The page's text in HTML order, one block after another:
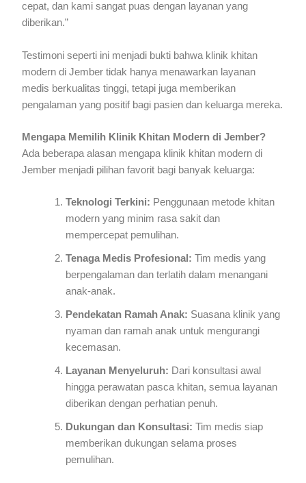
cepat, dan kami sangat puas dengan layanan yang
diberikan.”
Testimoni seperti ini menjadi bukti bahwa klinik khitan
modern di Jember tidak hanya menawarkan layanan
medis berkualitas tinggi, tetapi juga memberikan
pengalaman yang positif bagi pasien dan keluarga mereka.
Mengapa Memilih Klinik Khitan Modern di Jember?
Ada beberapa alasan mengapa klinik khitan modern di
Jember menjadi pilihan favorit bagi banyak keluarga:
Teknologi Terkini: Penggunaan metode khitan
modern yang minim rasa sakit dan
mempercepat pemulihan.
Tenaga Medis Profesional: Tim medis yang
berpengalaman dan terlatih dalam menangani
anak-anak.
Pendekatan Ramah Anak: Suasana klinik yang
nyaman dan ramah anak untuk mengurangi
kecemasan.
Layanan Menyeluruh: Dari konsultasi awal
hingga perawatan pasca khitan, semua layanan
diberikan dengan perhatian penuh.
Dukungan dan Konsultasi: Tim medis siap
memberikan dukungan selama proses
pemulihan.